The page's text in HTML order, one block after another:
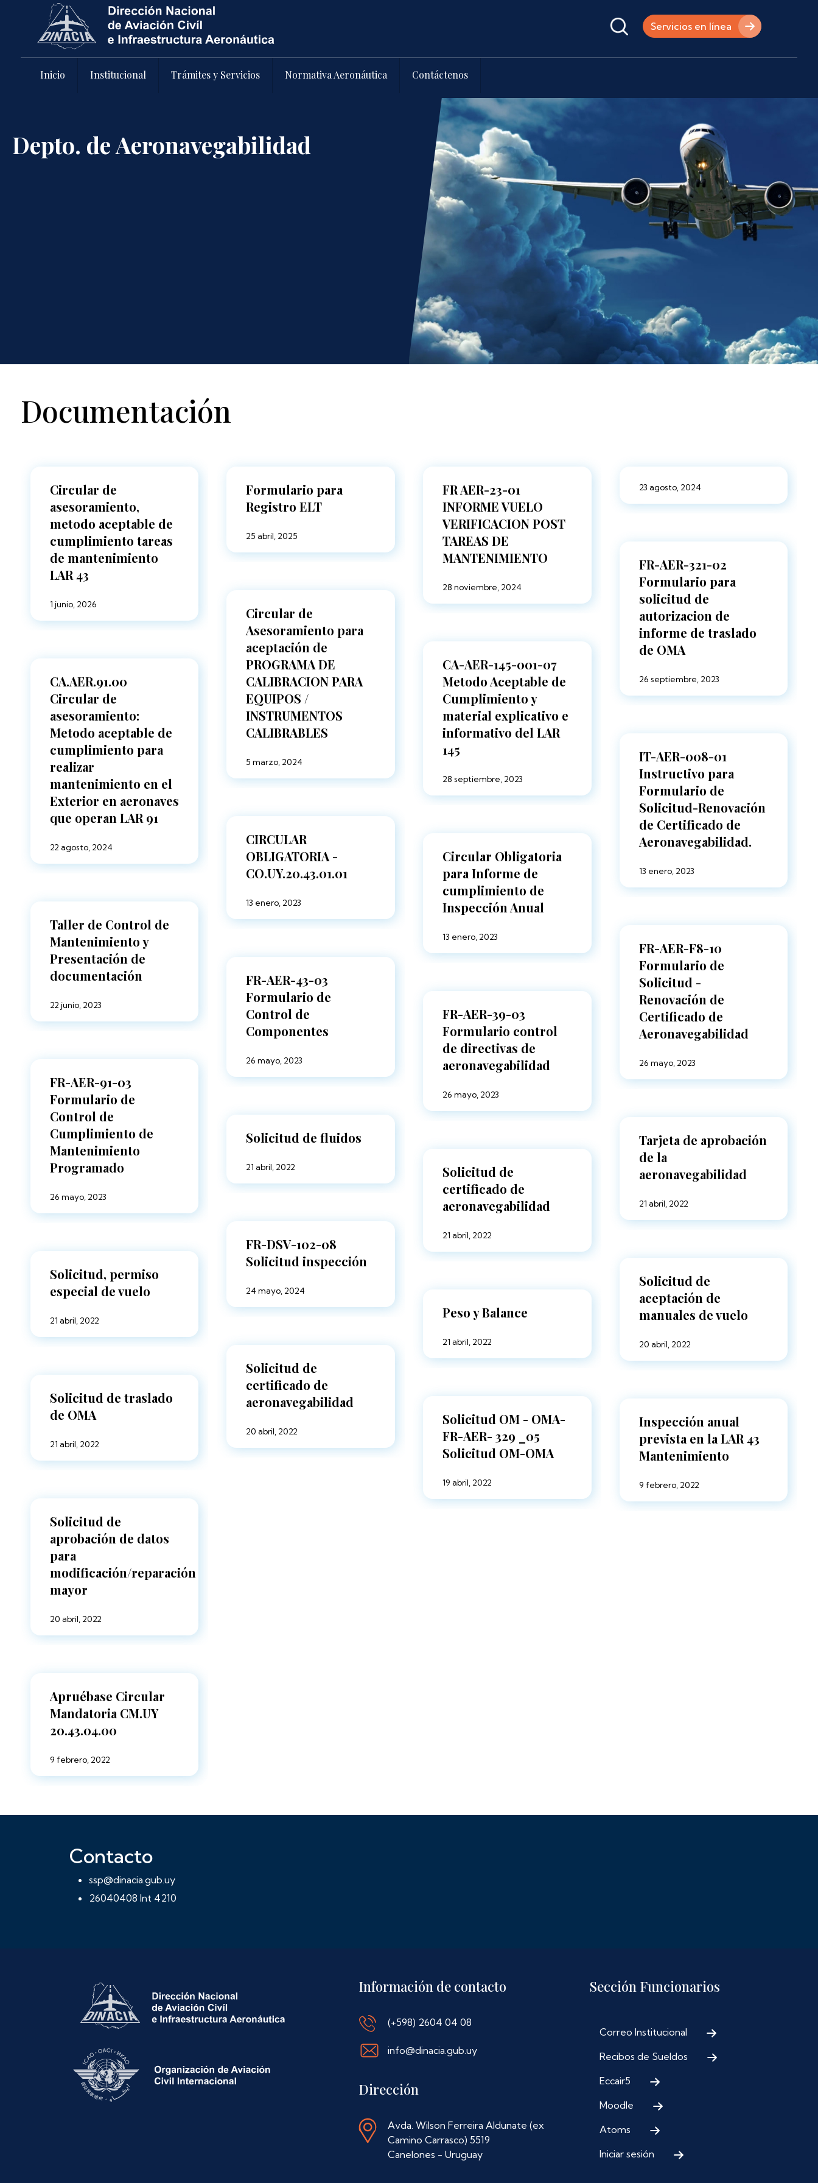
Pasar al contenido principal
Servicios en línea
Inicio Institucional Trámites y Servicios Normativa Aeronáutica Contáctenos
Depto. de Aeronavegabilidad
Documentación
Circular de
asesoramiento,
metodo aceptable de
cumplimiento tareas
de mantenimiento
LAR 43
1 junio, 2026
Formulario para
Registro ELT
25 abril, 2025
FR AER-23-01
INFORME VUELO
VERIFICACION POST
TAREAS DE
MANTENIMIENTO
28 noviembre, 2024
23 agosto, 2024
CA.AER.91.00
Circular de
asesoramiento:
Metodo aceptable de
cumplimiento para
realizar
mantenimiento en el
Exterior en aeronaves
que operan LAR 91
22 agosto, 2024
Circular de
Asesoramiento para
aceptación de
PROGRAMA DE
CALIBRACION PARA
EQUIPOS /
INSTRUMENTOS
CALIBRABLES
5 marzo, 2024
CA-AER-145-001-07
Metodo Aceptable de
Cumplimiento y
material explicativo e
informativo del LAR
145
28 septiembre, 2023
FR-AER-321-02
Formulario para
solicitud de
autorizacion de
informe de traslado
de OMA
26 septiembre, 2023
Taller de Control de
Mantenimiento y
Presentación de
documentación
22 junio, 2023
CIRCULAR
OBLIGATORIA -
CO.UY.20.43.01.01
13 enero, 2023
Circular Obligatoria
para Informe de
cumplimiento de
Inspección Anual
13 enero, 2023
IT-AER-008-01
Instructivo para
Formulario de
Solicitud-Renovación
de Certificado de
Aeronavegabilidad.
13 enero, 2023
FR-AER-91-03
Formulario de
Control de
Cumplimiento de
Mantenimiento
Programado
26 mayo, 2023
FR-AER-43-03
Formulario de
Control de
Componentes
26 mayo, 2023
FR-AER-39-03
Formulario control
de directivas de
aeronavegabilidad
26 mayo, 2023
FR-AER-F8-10
Formulario de
Solicitud -
Renovación de
Certificado de
Aeronavegabilidad
26 mayo, 2023
Solicitud, permiso
especial de vuelo
21 abril, 2022
Solicitud de fluidos
21 abril, 2022
Solicitud de
certificado de
aeronavegabilidad
21 abril, 2022
Tarjeta de aprobación
de la
aeronavegabilidad
21 abril, 2022
Solicitud de traslado
de OMA
21 abril, 2022
FR-DSV-102-08
Solicitud inspección
24 mayo, 2024
Peso y Balance
21 abril, 2022
Solicitud de
aceptación de
manuales de vuelo
20 abril, 2022
Solicitud de
aprobación de datos
para
modificación/reparación
mayor
20 abril, 2022
Solicitud de
certificado de
aeronavegabilidad
20 abril, 2022
Solicitud OM - OMA-
FR-AER- 329 _05
Solicitud OM-OMA
19 abril, 2022
Inspección anual
prevista en la LAR 43
Mantenimiento
9 febrero, 2022
Apruébase Circular
Mandatoria CM.UY
20.43.04.00
9 febrero, 2022
Contacto
ssp@dinacia.gub.uy
26040408 Int 4210
Información de contacto
(+598) 2604 04 08
info@dinacia.gub.uy
Dirección
Avda. Wilson Ferreira Aldunate (ex
Camino Carrasco) 5519
Canelones - Uruguay
Sección Funcionarios
Correo Institucional
Recibos de Sueldos
Eccair5
Moodle
Atoms
Iniciar sesión